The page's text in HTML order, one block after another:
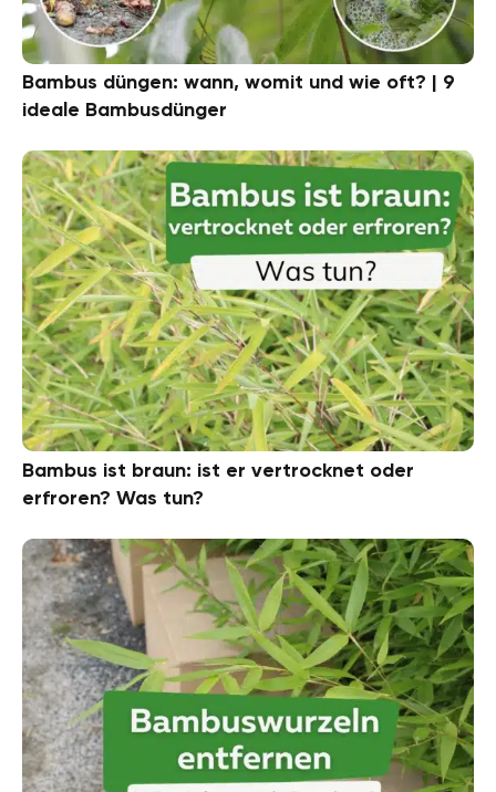
Bambus düngen: wann, womit und wie oft? | 9
ideale Bambusdünger
Bambus ist braun: ist er vertrocknet oder
erfroren? Was tun?